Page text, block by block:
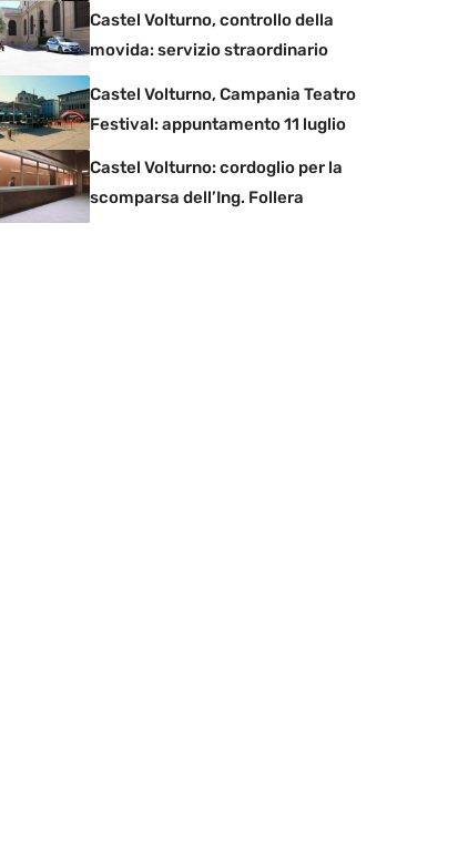
Castel Volturno, controllo della
movida: servizio straordinario
Castel Volturno, Campania Teatro
Festival: appuntamento 11 luglio
Castel Volturno: cordoglio per la
scomparsa dell’Ing. Follera